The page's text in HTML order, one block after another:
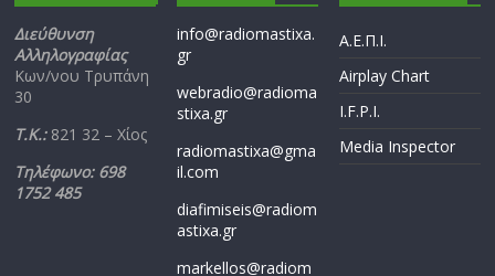
Διεύθυνση
Αλληλογραφίας
Κων/νου Τρυπάνη
30
Τ.Κ.: 821 32 – Χίος
Τηλέφωνο: 698
1752 485
info@radiomastixa.
gr
webradio@radioma
stixa.gr
radiomastixa@gma
il.com
diafimiseis@radiom
astixa.gr
markellos@radiom
Α.Ε.Π.Ι.
Airplay Chart
I.F.P.I.
Media Inspector